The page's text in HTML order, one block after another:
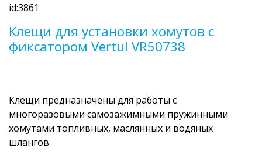
id:3861
Клещи для установки хомутов с
фиксатором Vertul VR50738
Клещи предназначены для работы с
многоразовыми самозажимными пружинными
хомутами топливных, маслянных и водяных
шлангов.